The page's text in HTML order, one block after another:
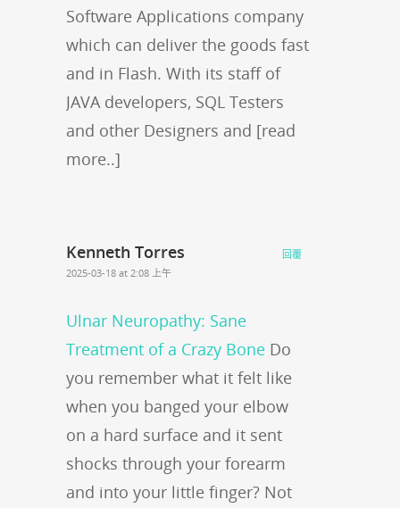
Software Applications company
which can deliver the goods fast
and in Flash. With its staff of
JAVA developers, SQL Testers
and other Designers and [read
more..]
Kenneth Torres
2025-03-18 at 2:08 上午
Ulnar Neuropathy: Sane
Treatment of a Crazy Bone Do
you remember what it felt like
when you banged your elbow
on a hard surface and it sent
shocks through your forearm
and into your little finger? Not
回覆